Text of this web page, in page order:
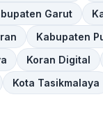
Garut
Kabupaten
Koran Digital
Kota Tasikmalaya